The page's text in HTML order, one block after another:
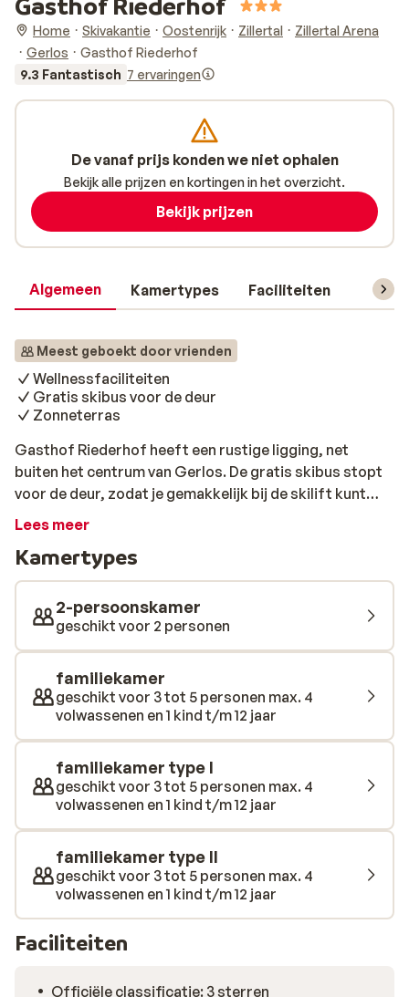
Home Skivakantie Oostenrijk Zillertal
Zillertal Arena
Gerlos
Gasthof Riederhof
9.3 Fantastisch 7 ervaringen
Algemeen Kamertypes Faciliteiten
Meest geboekt door vrienden
Wellnessfaciliteiten
Gratis skibus voor de deur
Zonneterras
Gasthof Riederhof heeft een rustige ligging, net
buiten het centrum van Gerlos. De gratis skibus stopt
voor de deur, zodat je gemakkelijk bij de skilift kunt
komen. Met faciliteiten als een sauna, stoombad,
hand voor een geweldige vakantie!
Lees meer
Kamertypes
2-persoonskamer
geschikt voor 2 personen
familiekamer
geschikt voor 3 tot 5 personen max. 4
volwassenen en 1 kind t/m 12 jaar
familiekamer type I
geschikt voor 3 tot 5 personen max. 4
volwassenen en 1 kind t/m 12 jaar
familiekamer type II
geschikt voor 3 tot 5 personen max. 4
volwassenen en 1 kind t/m 12 jaar
Faciliteiten
Officiële classificatie: 3 sterren
De vanaf prijs konden we niet ophalen
Bekijk alle prijzen en kortingen in het overzicht.
Bekijk prijzen